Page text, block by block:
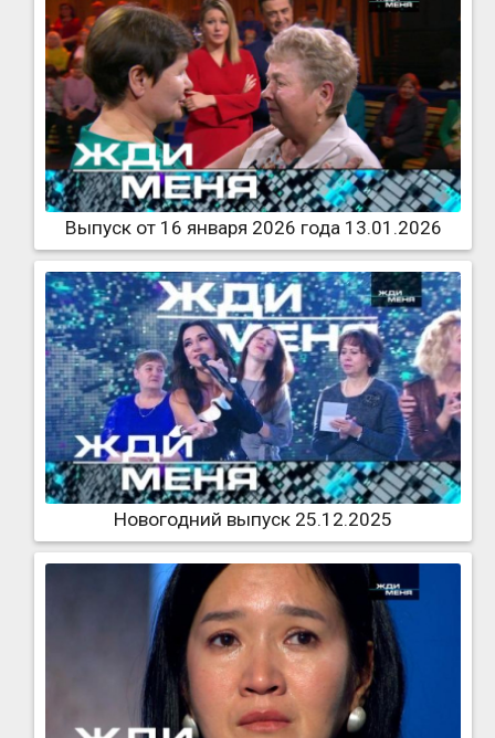
Выпуск от 16 января 2026 года 13.01.2026
Новогодний выпуск 25.12.2025